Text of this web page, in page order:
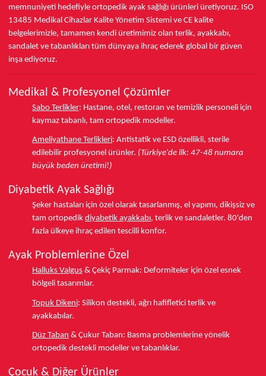
memnuniyeti hedefiyle ortopedik ayak sağlığı ürünleri üretiyoruz. ISO
13485 Medikal Cihazlar Kalite Yönetim Sistemi ve CE kalite
belgelerimizle, tamamen kendi üretimimiz olan terlik, ayakkabı,
sandalet ve tabanlıkları tüm dünyaya ihraç ederek global bir güven
inşa ediyoruz.
Medikal & Profesyonel Çözümler
Sabo Terlikler: Hastane, otel, restoran ve temizlik personeli için
kaymaz tabanlı, tam ortopedik modeller.
Ameliyathane Terlikleri: Antistatik ve ESD özellikli, sterile
edilebilir profesyonel ürünler. (Türkiye'de ilk: 47-48 numara
büyük beden üretimi!)
Diyabetik Ayak Sağlığı
Şeker hastaları için özel olarak tasarlanmış, el yapımı, dikişsiz ve
tam ortopedik diyabetik ayakkabı, terlik ve sandaletler. 80'den
fazla ülkeye ihraç edilen tescilli konfor.
Ayak Problemlerine Özel
Halluks Valgus & Çekiç Parmak: Deformiteler için özel esnek
bölgeli tasarımlar.
Topuk Dikeni: Silikon destekli, ağrı hafifletici terlik ve
ayakkabılar.
Düz Taban & Çukur Taban: Basma problemlerine yönelik
ortopedik destekli modeller ve tabanlıklar.
Çocuk & Diğer Ürünler